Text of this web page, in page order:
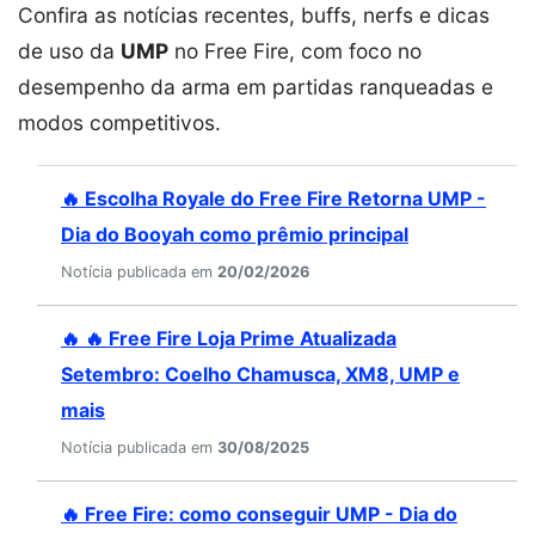
Confira as notícias recentes, buffs, nerfs e dicas
de uso da UMP no Free Fire, com foco no
desempenho da arma em partidas ranqueadas e
modos competitivos.
🔥 Escolha Royale do Free Fire Retorna UMP -
Dia do Booyah como prêmio principal
Notícia publicada em 20/02/2026
🔥 🔥 Free Fire Loja Prime Atualizada
Setembro: Coelho Chamusca, XM8, UMP e
mais
Notícia publicada em 30/08/2025
🔥 Free Fire: como conseguir UMP - Dia do